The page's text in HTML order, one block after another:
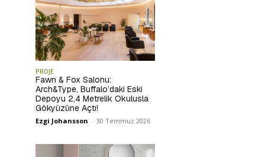
PROJE
Fawn & Fox Salonu:
Arch&Type, Buffalo’daki Eski
Depoyu 2,4 Metrelik Okulusla
Gökyüzüne Açtı!
Ezgi Johansson - 30 Temmuz 2026